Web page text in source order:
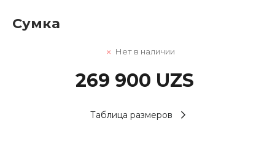
Сумка
Нет в наличии
269 900 UZS
Таблица размеров